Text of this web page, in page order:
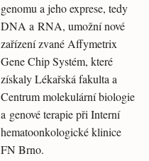
genomu a jeho exprese, tedy
DNA a RNA, umožní nové
zařízení zvané Affymetrix
Gene Chip Systém, které
získaly Lékařská fakulta a
Centrum molekulární biologie
a genové terapie při Interní
hematoonkologické klinice
FN Brno.